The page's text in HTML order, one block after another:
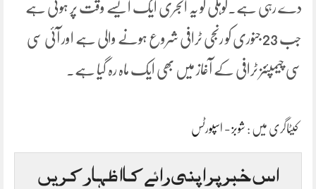
دے رہی ہے۔کوہلی کو یہ انجری ایک ایسے وقت پر ہوئی ہے
جب 23 جنوری کو رنجی ٹرافی شروع ہونے والی ہے اور آئی سی
سی چیمپئنز ٹرافی کے آغاز میں بھی ایک ماہ رہ گیا ہے۔
کیٹاگری میں : شوبز - اسپورٹس
اس خبر پر اپنی رائے کا اظہار کریں